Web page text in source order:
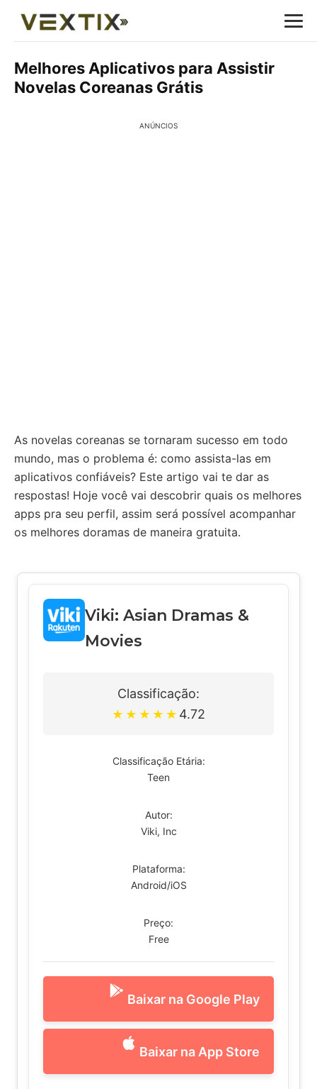
Melhores Aplicativos para Assistir
Novelas Coreanas Grátis
ANÚNCIOS
As novelas coreanas se tornaram sucesso em todo
mundo, mas o problema é: como assista-las em
aplicativos confiáveis? Este artigo vai te dar as
respostas! Hoje você vai descobrir quais os melhores
apps pra seu perfil, assim será possível acompanhar
os melhores doramas de maneira gratuita.
Viki: Asian Dramas &
Movies
Classificação:
★ ★ ★ ★ ★ 4.72
Classificação Etária:
Teen
Autor:
Viki, Inc
Plataforma:
Android/iOS
Preço:
Free
Baixar na Google Play
Baixar na App Store